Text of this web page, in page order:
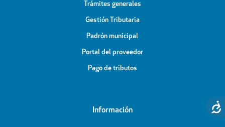
Trámites generales
Gestión Tributaria
Padrón municipal
Portal del proveedor
Pago de tributos
Información